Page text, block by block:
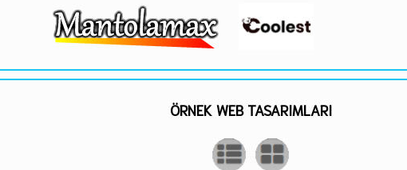
ÖRNEK WEB TASARIMLARI